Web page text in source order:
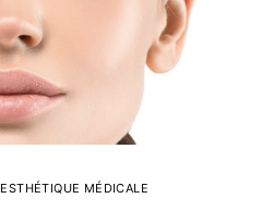
ESTHÉTIQUE MÉDICALE